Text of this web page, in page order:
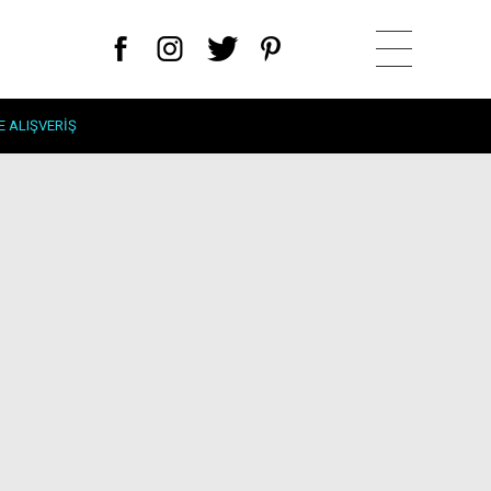
ALIŞVERIŞ